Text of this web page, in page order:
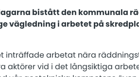
bistått den kommunala
vägledning i arbetet på
inträffade arbetat nära
aktörer vid i det långsiktiga